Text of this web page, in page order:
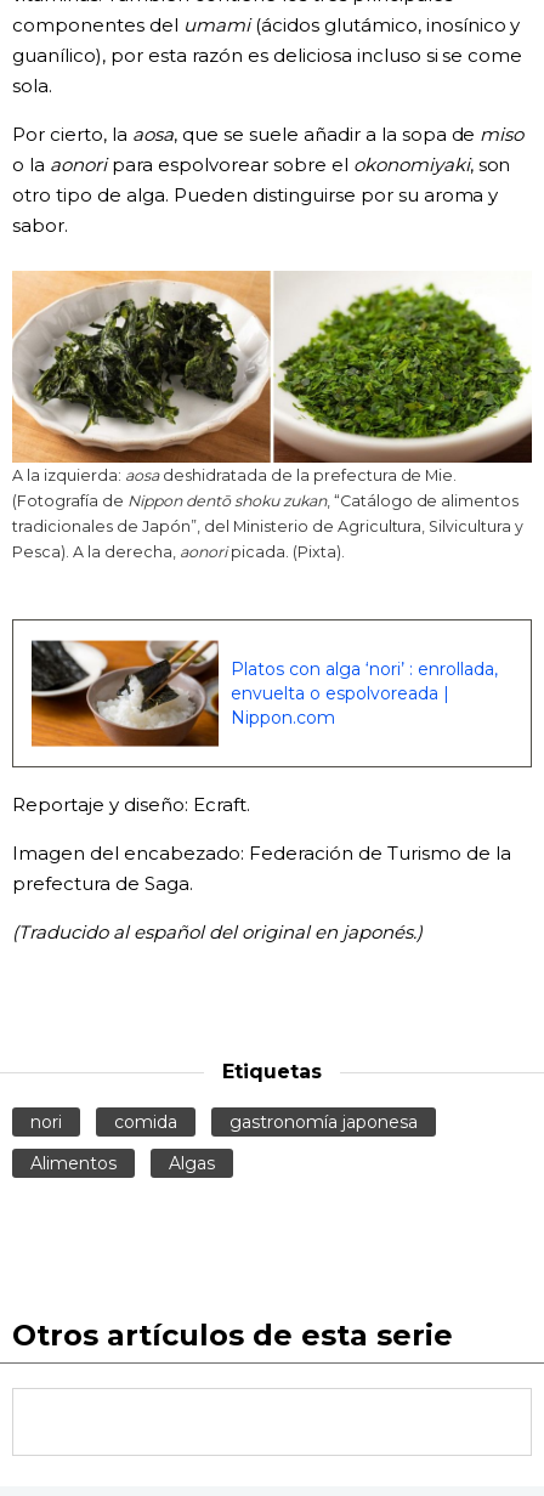
componentes del umami(ácidos glutámico, inosínico y
guanílico), por esta razón es deliciosa incluso si se come
sola.
Por cierto, la aosa, que se suele añadir a la sopa de miso
o la aonoripara espolvorear sobre el okonomiyaki, son
otro tipo de alga. Pueden distinguirse por su aroma y
sabor.
A la izquierda: aosadeshidratada de la prefectura de Mie.
(Fotografía de Nippon dentō shoku zukan, “Catálogo de alimentos
tradicionales de Japón”, del Ministerio de Agricultura, Silvicultura y
Pesca). A la derecha, aonoripicada. (Pixta).
Platos con alga ‘nori’ : enrollada,
envuelta o espolvoreada |
Nippon.com
Reportaje y diseño: Ecraft.
Imagen del encabezado: Federación de Turismo de la
prefectura de Saga.
(Traducido al español del original en japonés.)
Etiquetas
nori comida
gastronomía japonesa
Alimentos
Algas
Otros artículos de esta serie